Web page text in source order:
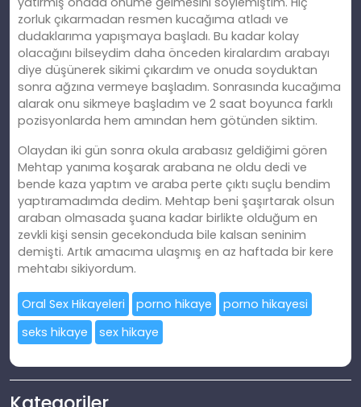
zorluk çıkarmadan resmen kucağıma atladı ve
dudaklarıma yapışmaya başladı. Bu kadar kolay
olacağını bilseydim daha önceden kiralardım arabayı
diye düşünerek sikimi çıkardım ve onuda soyduktan
sonra ağzına vermeye başladım. Sonrasında kucağıma
alarak onu sikmeye başladım ve 2 saat boyunca farklı
pozisyonlarda hem amından hem götünden siktim.
Olaydan iki gün sonra okula arabasız geldiğimi gören
Mehtap yanıma koşarak arabana ne oldu dedi ve
bende kaza yaptım ve araba perte çıktı suçlu bendim
yaptıramadımda dedim. Mehtap beni şaşırtarak olsun
araban olmasada şuana kadar birlikte olduğum en
zevkli kişi sensin gecekonduda bile kalsan seninim
demişti. Artık amacıma ulaşmış en az haftada bir kere
mehtabı sikiyordum.
Oral Sex Hikayeleri porno hikaye
porno hikayesi
seks hikaye
sex hikaye